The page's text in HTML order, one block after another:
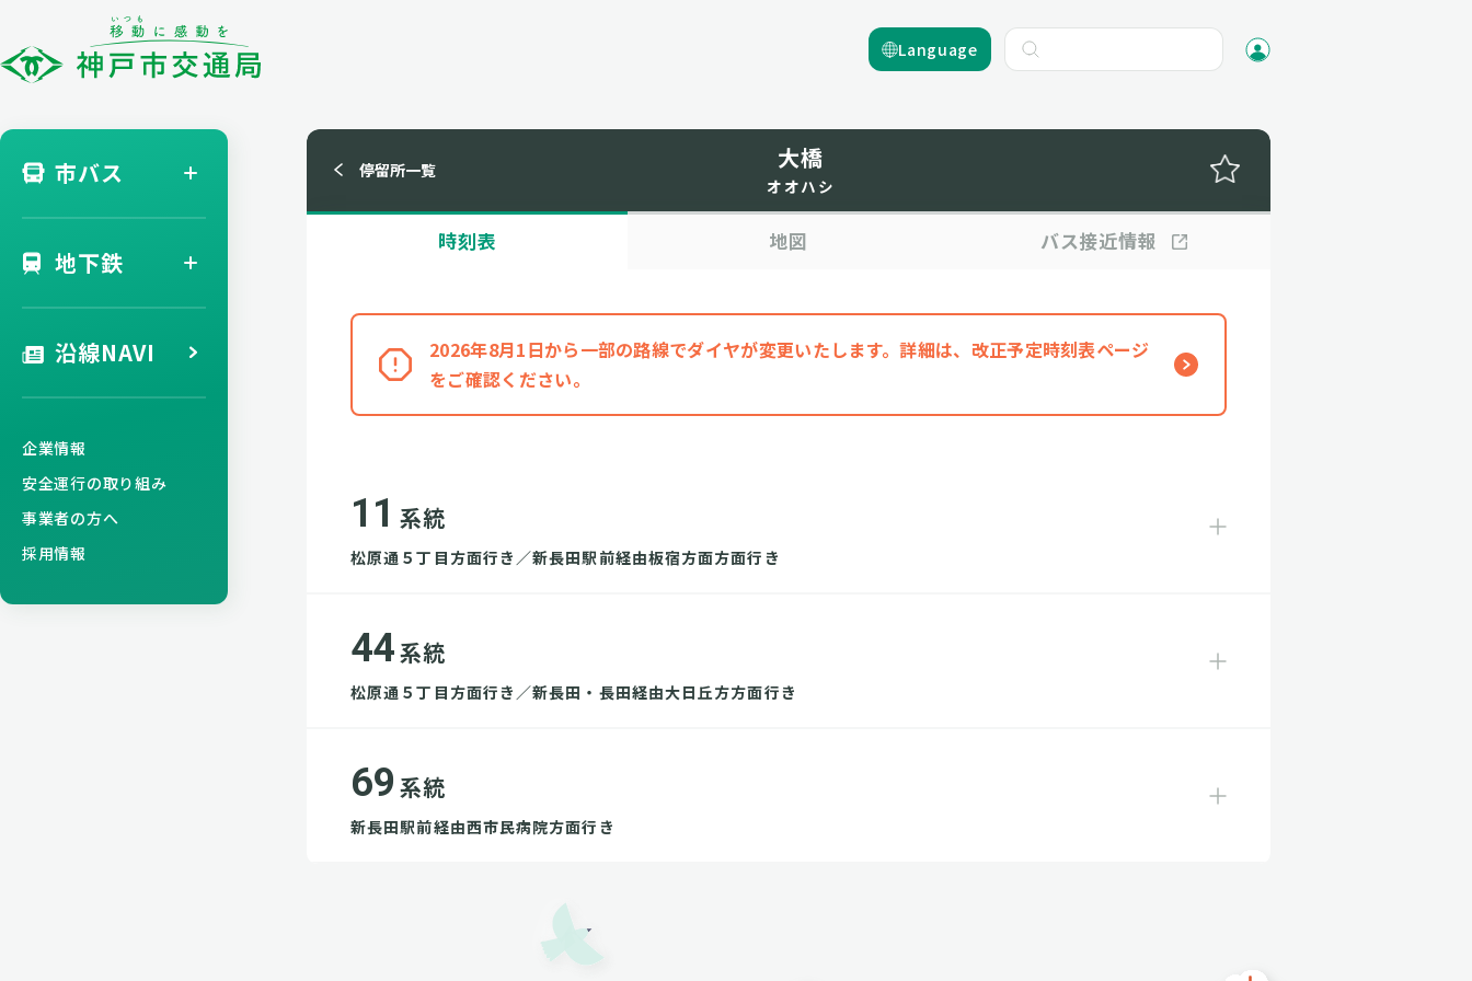
Language
市バス
地下鉄
沿線NAVI
企業情報
安全運行の取り組み
事業者の方へ
採用情報
停留所一覧 大橋
オオハシ
時刻表 地図 バス接近情報
2026年8月1日から一部の路線でダイヤが変更いたします。詳細は、改正予定時刻表ページ
をご確認ください。
11 系統
松原通５丁目方面行き／新長田駅前経由板宿方面方面行き
44系統
松原通５丁目方面行き／新長田・長田経由大日丘方方面行き
69 系統
新長田駅前経由西市民病院方面行き